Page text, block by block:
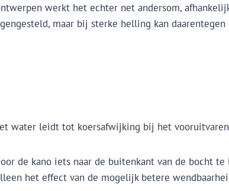
werkt het echter net andersom,
maar bij sterke helling kan
water leidt tot koersafwijking bij het
de kano iets naar de buitenkant van de bocht
het effect van de mogelijk betere